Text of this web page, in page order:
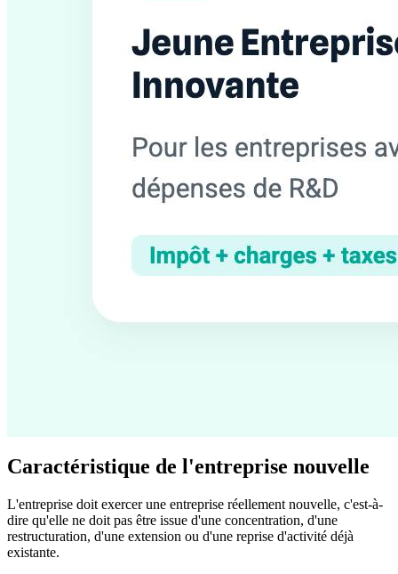
Caractéristique de l'entreprise nouvelle
L'entreprise doit exercer une entreprise réellement nouvelle, c'est-à-
dire qu'elle ne doit pas être issue d'une concentration, d'une
restructuration, d'une extension ou d'une reprise d'activité déjà
existante.